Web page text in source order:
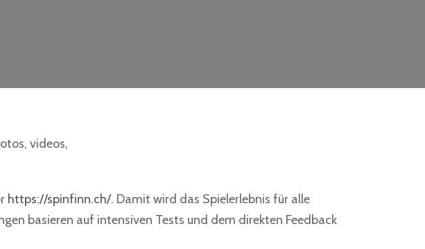
https://spinfinn.ch/. Damit wird das Spielerlebnis für alle
basieren auf intensiven Tests und dem direkten Feedback